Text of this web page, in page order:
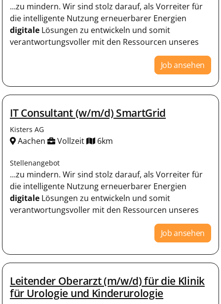
...zu mindern. Wir sind stolz darauf, als Vorreiter für
die intelligente Nutzung erneuerbarer Energien
digitale Lösungen zu entwickeln und somit
verantwortungsvoller mit den Ressourcen unseres
Job ansehen
IT Consultant (w/m/d) SmartGrid
Kisters AG
Aachen Vollzeit 6km
Stellenangebot
...zu mindern. Wir sind stolz darauf, als Vorreiter für
die intelligente Nutzung erneuerbarer Energien
digitale Lösungen zu entwickeln und somit
verantwortungsvoller mit den Ressourcen unseres
Job ansehen
Leitender Oberarzt (m/w/d) für die Klinik
für Urologie und Kinderurologie